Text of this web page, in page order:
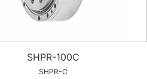
SHPR-100C
SHPR-C